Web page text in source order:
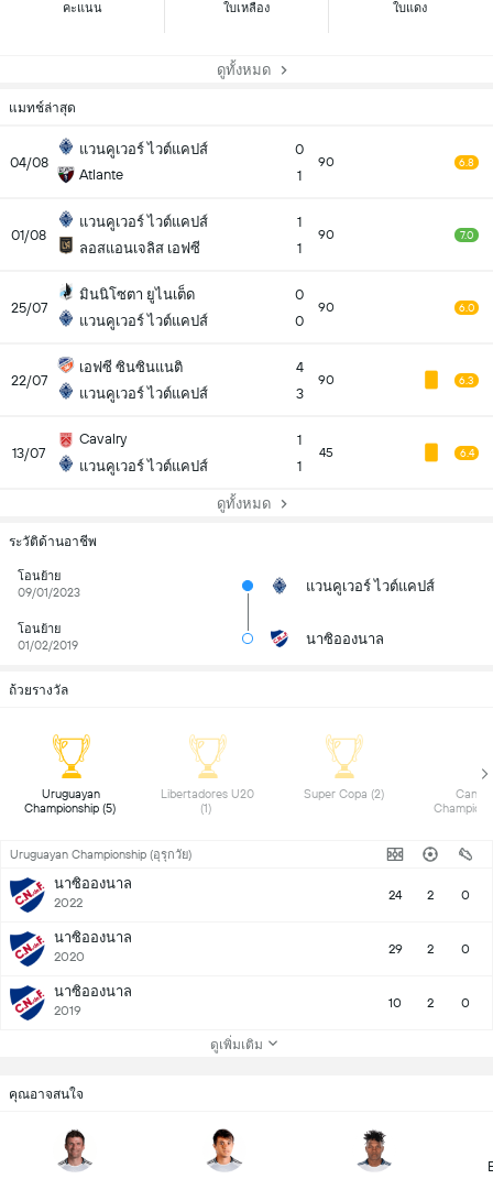
คะแนน ใบเหลือง ใบแดง
ดูทั้งหมด
แมทช์ล่าสุด
04/08
แวนคูเวอร์ ไวต์แคปส์
Atlante
0
1
90 6.8
01/08
แวนคูเวอร์ ไวต์แคปส์
ลอสแอนเจลิส เอฟซี
1
1
90 7.0
25/07
มินนิโซตา ยูไนเต็ด
แวนคูเวอร์ ไวต์แคปส์
0
0
90 6.0
22/07
เอฟซี ซินซินแนติ
แวนคูเวอร์ ไวต์แคปส์
4
3
90 6.3
13/07
Cavalry
แวนคูเวอร์ ไวต์แคปส์
1
1
45 6.4
ดูทั้งหมด
ระวัติด้านอาชีพ
โอนย้าย
09/01/2023
แวนคูเวอร์ ไวต์แคปส์
โอนย้าย
01/02/2019
นาซิอองนาล
ถ้วยรางวัล
Uruguayan
Championship (5)
Libertadores U20
Uruguayan Championship (อุรุกวัย)
นาซิอองนาล
2022 24 2 0
นาซิอองนาล
2020 29 2 0
นาซิอองนาล
2019 10 2 0
ดูเพิ่มเติม
คุณอาจสนใจ